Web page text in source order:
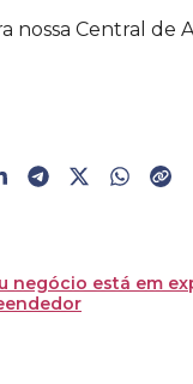
nossa Central
negócio está em